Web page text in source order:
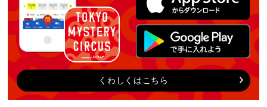
くわしくはこちら